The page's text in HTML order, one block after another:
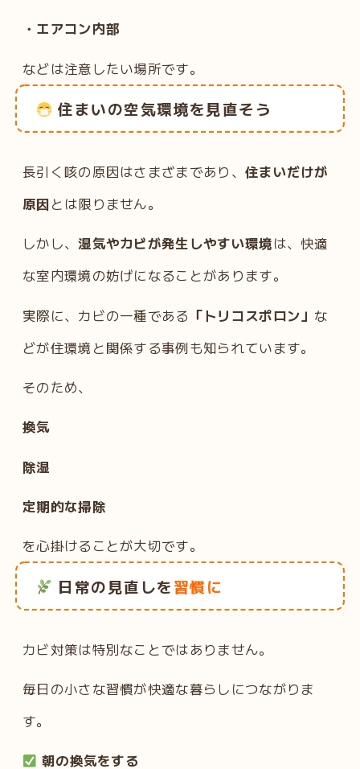
・エアコン内部
などは注意したい場所です。
住まいの空気環境を見直そう
長引く咳の原因はさまざまであり、 住まいだけが
原因とは限りません。
しかし、湿気やカビが発生しやすい環境は、快適
な室内環境の妨げになることがあります。
実際に、カビの一種である 「トリコスポロン」 な
どが住環境と関係する事例も知られています。
そのため、
換気
除湿
定期的な掃除
を心掛けることが大切です。
日常の見直しを習慣に
カビ対策は特別なことではありません。
毎日の小さな習慣が快適な暮らしにつながりま
す。
朝の換気をする